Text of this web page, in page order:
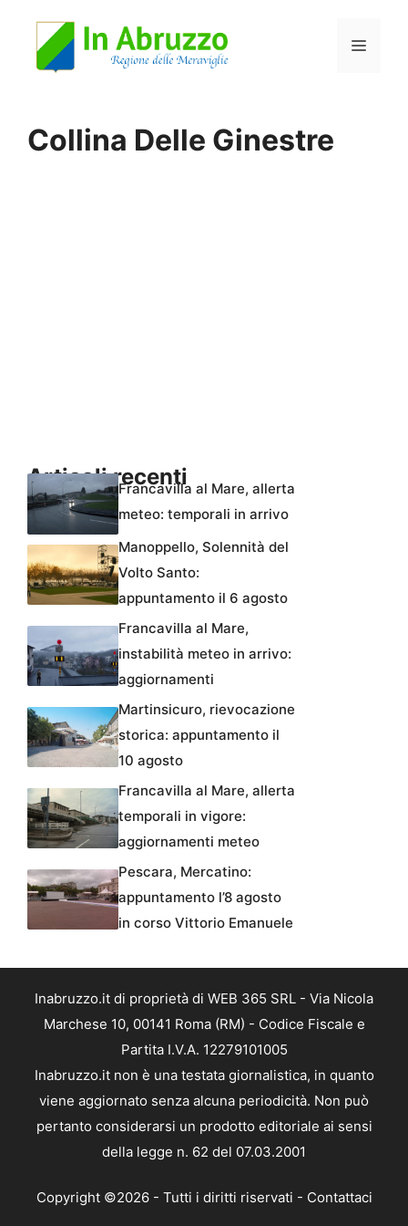
Menu
Collina Delle Ginestre
Articoli recentiFrancavilla al Mare, allerta
meteo: temporali in arrivo
Manoppello, Solennità del
Volto Santo:
appuntamento il 6 agosto
Francavilla al Mare,
instabilità meteo in arrivo:
aggiornamenti
Martinsicuro, rievocazione
storica: appuntamento il
10 agosto
Francavilla al Mare, allerta
temporali in vigore:
aggiornamenti meteo
Pescara, Mercatino:
appuntamento l’8 agosto
in corso Vittorio Emanuele
Inabruzzo.it di proprietà di WEB 365 SRL - Via Nicola
Marchese 10, 00141 Roma (RM) - Codice Fiscale e
Partita I.V.A. 12279101005
Inabruzzo.it non è una testata giornalistica, in quanto
viene aggiornato senza alcuna periodicità. Non può
pertanto considerarsi un prodotto editoriale ai sensi
della legge n. 62 del 07.03.2001
Copyright ©2026 - Tutti i diritti riservati - Contattaci